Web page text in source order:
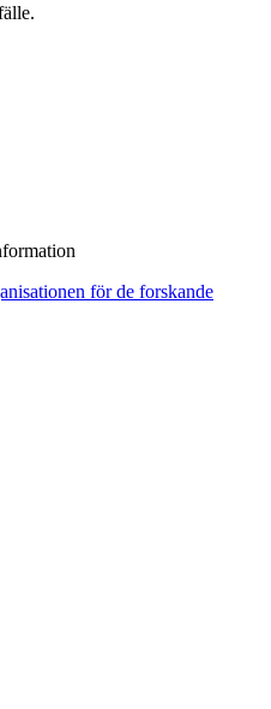
för de forskande